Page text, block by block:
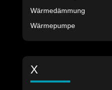
Wärmedämmung
Wärmepumpe
X